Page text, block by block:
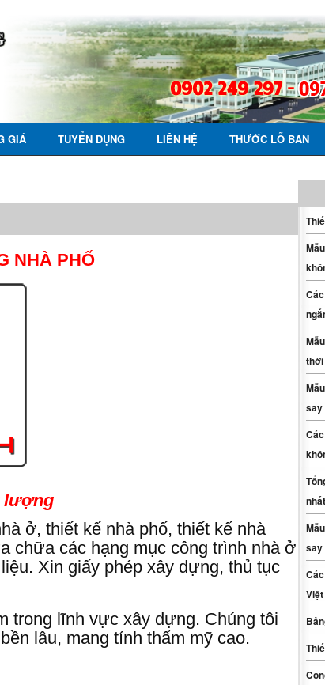
GIÁ TUYỂN DỤNG LIÊN HỆ THƯỚC LỖ BAN
say
NHÀ PHỐ
lượng
ở, thiết kế nhà phố, thiết kế nhà
chữa các hạng mục công trình nhà ở
Xin giấy phép xây dựng, thủ tục
trong lĩnh vực xây dựng. Chúng tôi
lâu, mang tính thẩm mỹ cao.